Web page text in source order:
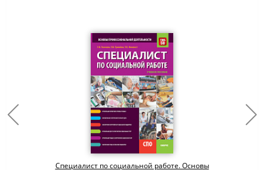
Специалист по социальной работе. Основы